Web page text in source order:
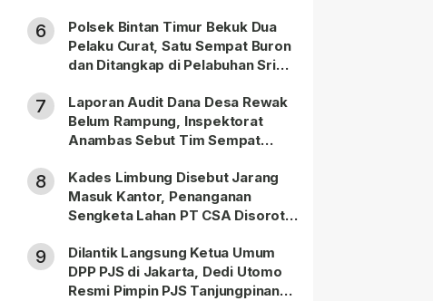
6
Polsek Bintan Timur Bekuk Dua
Pelaku Curat, Satu Sempat Buron
dan Ditangkap di Pelabuhan Sri
7
Laporan Audit Dana Desa Rewak
Belum Rampung, Inspektorat
Anambas Sebut Tim Sempat
8
Kades Limbung Disebut Jarang
Masuk Kantor, Penanganan
Sengketa Lahan PT CSA Disorot
9
Dilantik Langsung Ketua Umum
DPP PJS di Jakarta, Dedi Utomo
Resmi Pimpin PJS Tanjungpinang-